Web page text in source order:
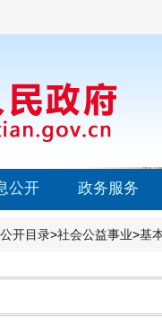
公开 政务服务
开目录>社会公益事业>基